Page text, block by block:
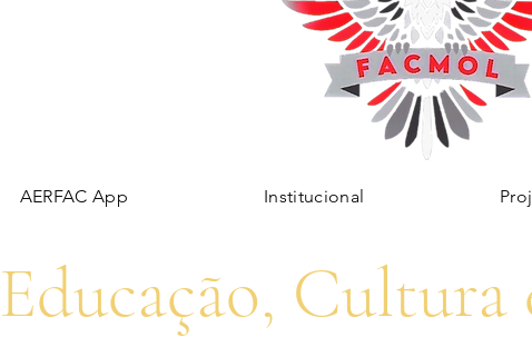
AERFAC App Institucional
Educação,